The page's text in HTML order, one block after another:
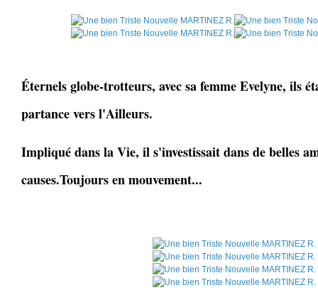
Éternels globe-trotteurs, avec sa femme Evelyne, ils
partance vers l'Ailleurs.
Impliqué dans la Vie, il s'investissait dans de belles
causes.Toujours en mouvement...